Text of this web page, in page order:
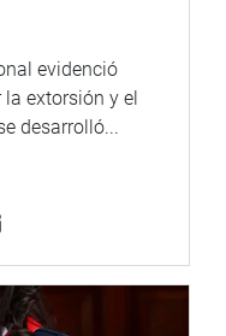
evidenció
extorsión y el
desarrolló...